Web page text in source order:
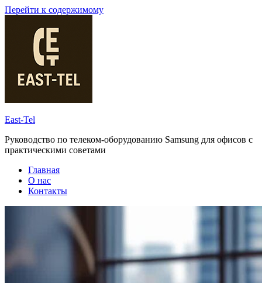
Перейти к содержимому
East-Tel
Руководство по телеком-оборудованию Samsung для офисов с
практическими советами
Главная
О нас
Контакты